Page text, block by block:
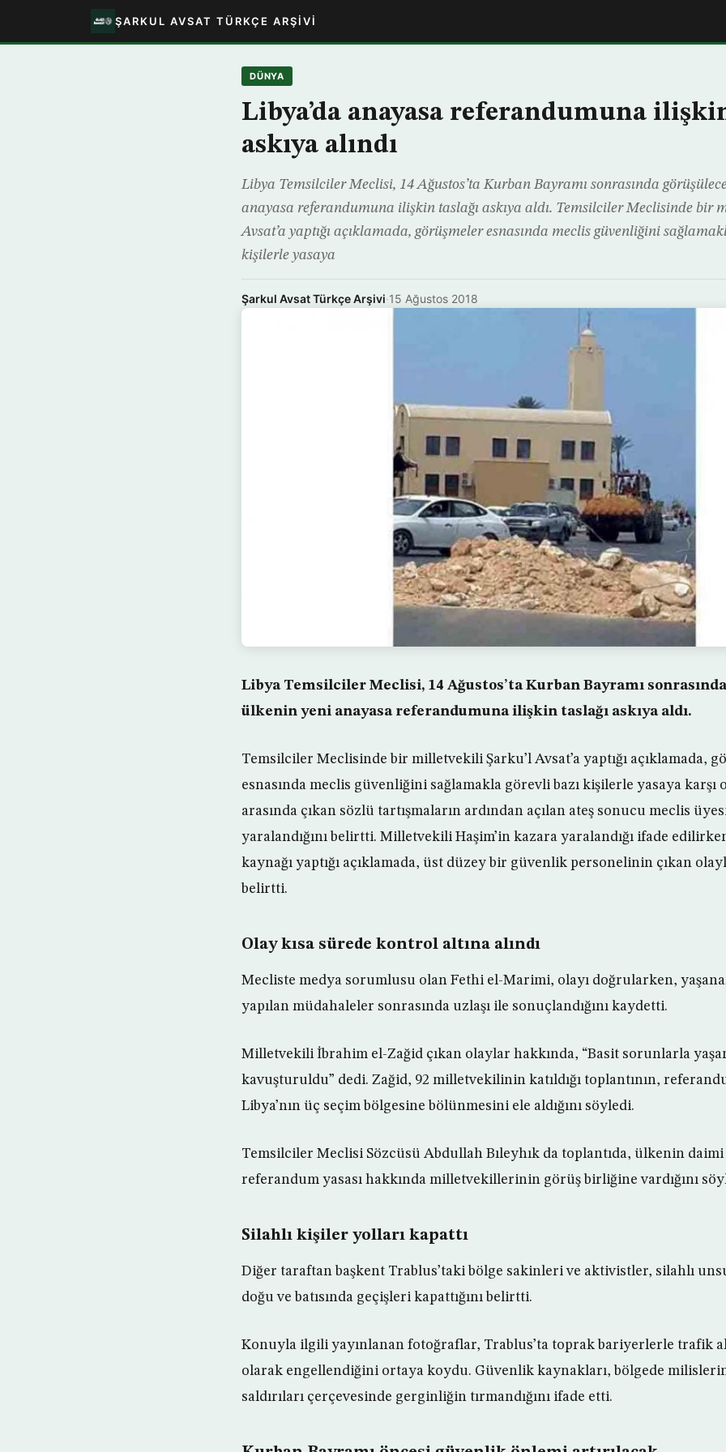
ŞARKUL AVSAT TÜRKÇE ARŞIVI
DÜNYA
Libya’da anayasa referandumuna
askıya alındı
Libya Temsilciler Meclisi, 14 Ağustos’ta Kurban Bayramı sonrasında
anayasa referandumuna ilişkin taslağı askıya aldı. Temsilciler Meclisinde bir
Avsat’a yaptığı açıklamada, görüşmeler esnasında meclis güvenliğini
kişilerle yasaya
Şarkul Avsat Türkçe Arşivi·15 Ağustos 2018
Libya Temsilciler Meclisi, 14 Ağustos’ta Kurban Bayramı
ülkenin yeni anayasa referandumuna ilişkin taslağı askıya aldı.
Temsilciler Meclisinde bir milletvekili Şarku’l Avsat’a yaptığı açıklamada,
esnasında meclis güvenliğini sağlamakla görevli bazı kişilerle yasaya
arasında çıkan sözlü tartışmaların ardından açılan ateş sonucu meclis
yaralandığını belirtti. Milletvekili Haşim’in kazara yaralandığı ifade
kaynağı yaptığı açıklamada, üst düzey bir güvenlik personelinin çıkan
belirtti.
Olay kısa sürede kontrol altına alındı
Mecliste medya sorumlusu olan Fethi el-Marimi, olayı doğrularken,
yapılan müdahaleler sonrasında uzlaşı ile sonuçlandığını kaydetti.
Milletvekili İbrahim el-Zağid çıkan olaylar hakkında, “Basit sorunlarla
kavuşturuldu” dedi. Zağid, 92 milletvekilinin katıldığı toplantının,
Libya’nın üç seçim bölgesine bölünmesini ele aldığını söyledi.
Temsilciler Meclisi Sözcüsü Abdullah Bıleyhık da toplantıda, ülkenin
referandum yasası hakkında milletvekillerinin görüş birliğine vardığını
Silahlı kişiler yolları kapattı
Diğer taraftan başkent Trablus’taki bölge sakinleri ve aktivistler, silahlı
doğu ve batısında geçişleri kapattığını belirtti.
Konuyla ilgili yayınlanan fotoğraflar, Trablus’ta toprak bariyerlerle trafik
olarak engellendiğini ortaya koydu. Güvenlik kaynakları, bölgede
saldırıları çerçevesinde gerginliğin tırmandığını ifade etti.